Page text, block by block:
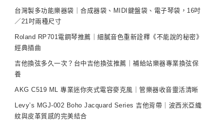
台灣製多功能樂器袋｜合成器袋、MIDI鍵盤袋、電子琴袋，16吋
／21吋兩種尺寸
Roland RP701電鋼琴推薦｜細膩音色重新詮釋《不能說的秘密》
經典插曲
吉他換弦多久一次？台中吉他換弦推薦｜補給站樂器專業換弦保
養
AKG C519 ML 專業迷你夾式電容麥克風｜管樂器收音靈活清晰
Levy’s MGJ-002 Boho Jacquard Series 吉他背帶｜波西米亞織
紋與皮革質感的完美結合